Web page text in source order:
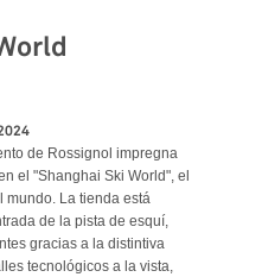
de Rossignol impregna
el "Shanghai Ski World", el
mundo. La tienda está
de la pista de esquí,
gracias a la distintiva
tecnológicos a la vista,